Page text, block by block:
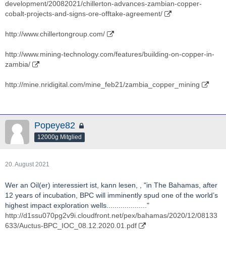
development/20082021/chillerton-advances-zambian-copper-
cobalt-projects-and-signs-ore-offtake-agreement/
http://www.chillertongroup.com/
http://www.mining-technology.com/features/building-on-copper-in-
zambia/
http://mine.nridigital.com/mine_feb21/zambia_copper_mining
Popeye82
12000g Mitglied
20. August 2021
Wer an Oil(er) interessiert ist, kann lesen, , "in The Bahamas, after
12 years of incubation, BPC will imminently spud one of the world’s
highest impact exploration wells...................."
http://d1ssu070pg2v9i.cloudfront.net/pex/bahamas/2020/12/08133
633/Auctus-BPC_IOC_08.12.2020.01.pdf